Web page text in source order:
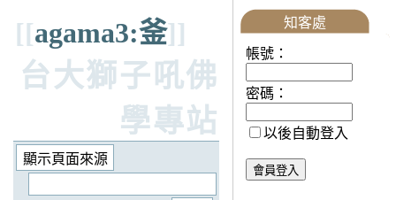
[[agama3:釜]]
台大獅子吼佛
學專站
知客處
帳號：
密碼：
以後自動登入